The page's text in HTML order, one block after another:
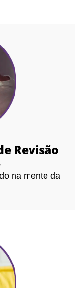
Revisão
na mente da